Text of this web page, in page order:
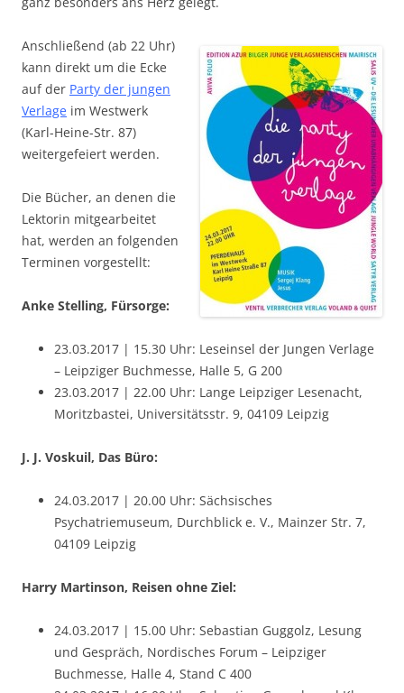
Anschließend (ab 22 Uhr)
kann direkt um die Ecke
auf der Party der jungen
Verlage im Westwerk
(Karl-Heine-Str. 87)
weitergefeiert werden.
Die Bücher, an denen die
Lektorin mitgearbeitet
hat, werden an folgenden
Terminen vorgestellt:
Anke Stelling, Fürsorge:
23.03.2017 | 15.30 Uhr: Leseinsel der Jungen Verlage
– Leipziger Buchmesse, Halle 5, G 200
23.03.2017 | 22.00 Uhr: Lange Leipziger Lesenacht,
Moritzbastei, Universitätsstr. 9, 04109 Leipzig
J. J. Voskuil, Das Büro:
24.03.2017 | 20.00 Uhr: Sächsisches
Psychatriemuseum, Durchblick e. V., Mainzer Str. 7,
04109 Leipzig
Harry Martinson, Reisen ohne Ziel:
24.03.2017 | 15.00 Uhr: Sebastian Guggolz, Lesung
und Gespräch, Nordisches Forum – Leipziger
Buchmesse, Halle 4, Stand C 400